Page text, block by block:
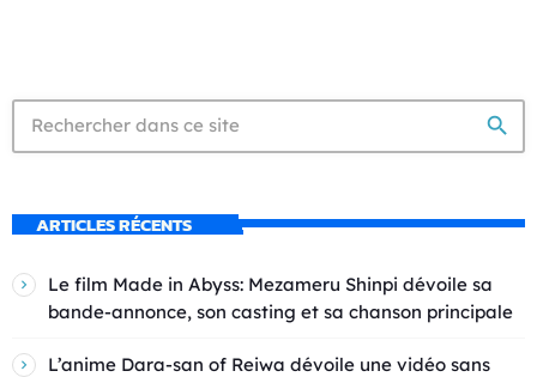
search
ARTICLES RÉCENTS
Le film Made in Abyss: Mezameru Shinpi dévoile sa
bande-annonce, son casting et sa chanson principale
L’anime Dara-san of Reiwa dévoile une vidéo sans